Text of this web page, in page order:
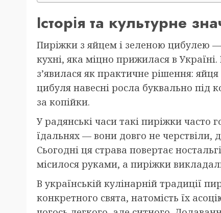
Історія та культурне
Пиріжки з яйцем і зеленою цибулею
кухні, яка міцно прижилася в
з’явилася як практичне рішення:
цибуля навесні росла буквально під
за копійки.
У радянські часи такі пиріжки часто
їдальнях — вони довго не
Сьогодні ця страва повертає
місилося руками, а пиріжки
В українській кулінарній традиції
конкретного свята, натомість їх